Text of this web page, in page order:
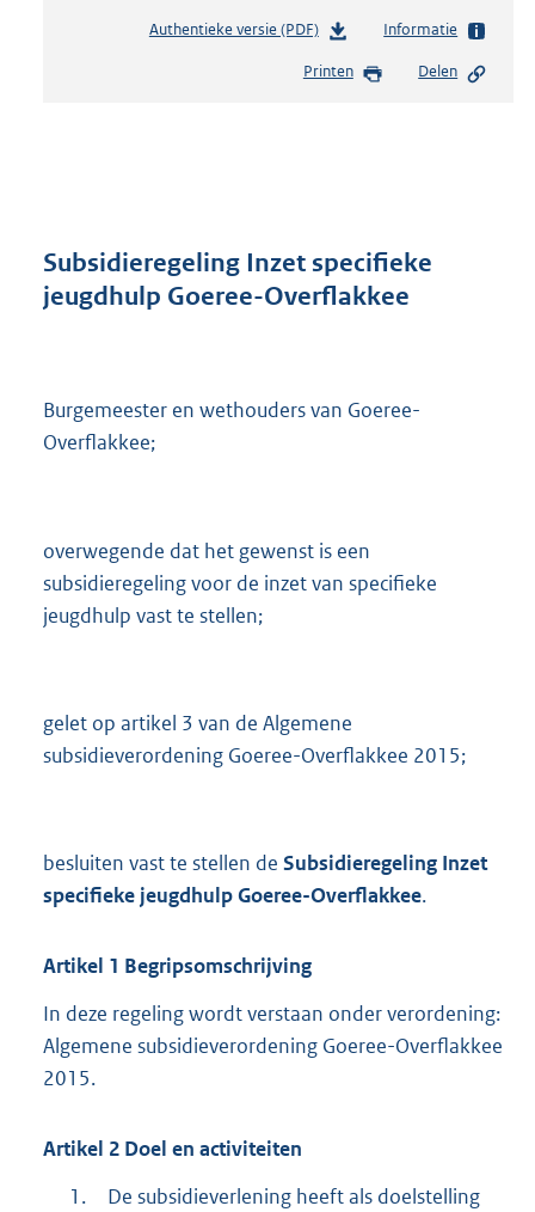
Authentieke versie (PDF)b
s
r
o
o
:
Informatie
Printen Delen
Subsidieregeling Inzet specifieke
jeugdhulp Goeree-Overflakkee
Burgemeester en wethouders van Goeree-
Overflakkee;
overwegende dat het gewenst is een
subsidieregeling voor de inzet van specifieke
jeugdhulp vast te stellen;
gelet op artikel 3 van de Algemene
subsidieverordening Goeree-Overflakkee 2015;
besluiten vast te stellen de Subsidieregeling Inzet
specifieke jeugdhulp Goeree-Overflakkee.
Artikel 1 Begripsomschrijving
In deze regeling wordt verstaan onder verordening:
Algemene subsidieverordening Goeree-Overflakkee
2015.
Artikel 2 Doel en activiteiten
1.
De subsidieverlening heeft als doelstelling